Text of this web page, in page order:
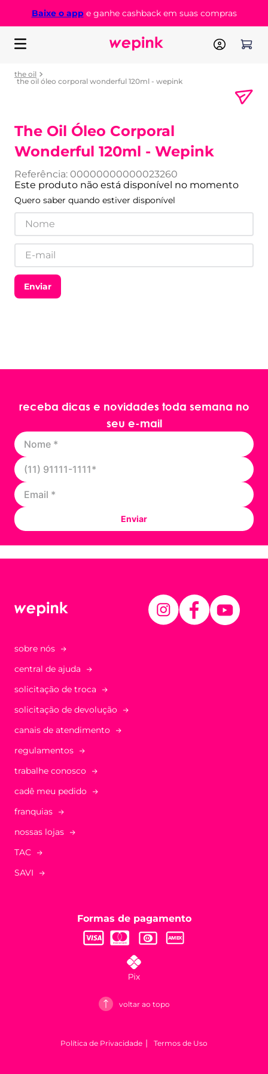
Baixe o appe ganhe cashback em suas compras
the oil
the oil óleo corporal wonderful 120ml - wepink
The Oil Óleo Corporal
Wonderful 120ml - Wepink
Referência: 00000000000023260
Este produto não está disponível no momento
Quero saber quando estiver disponível
Enviar
receba dicas e novidades toda semana no
seu e-mail
Enviar
sobre nós
central de ajuda
solicitação de troca
solicitação de devolução
canais de atendimento
regulamentos
trabalhe conosco
cadê meu pedido
franquias
nossas lojas
TAC
SAVI
Formas de pagamento
voltar ao topo
Política de Privacidade Termos de Uso